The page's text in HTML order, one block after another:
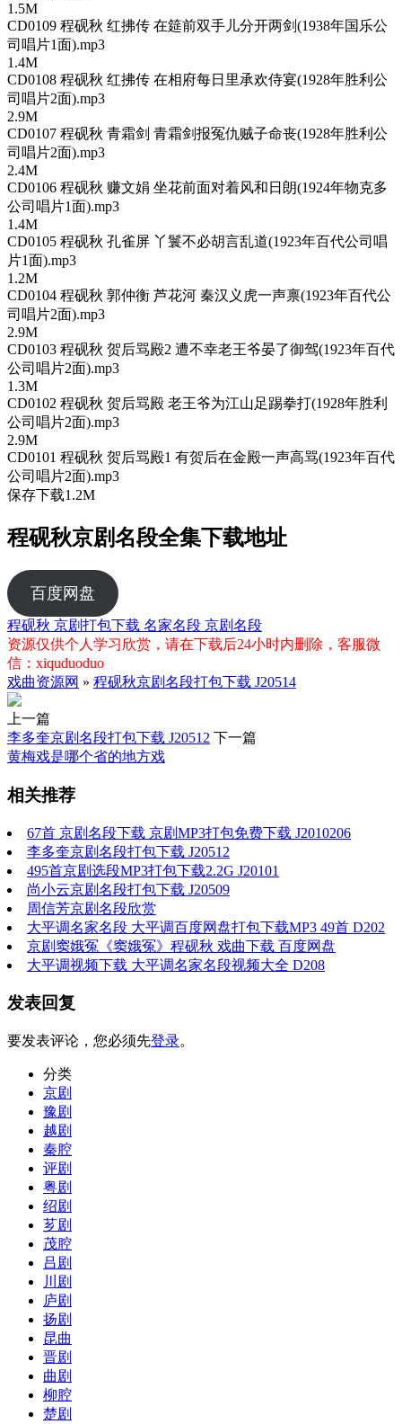
1.5M
CD0109 程砚秋 红拂传 在筵前双手儿分开两剑(1938年国乐公
司唱片1面).mp3
1.4M
CD0108 程砚秋 红拂传 在相府每日里承欢侍宴(1928年胜利公
司唱片2面).mp3
2.9M
CD0107 程砚秋 青霜剑 青霜剑报冤仇贼子命丧(1928年胜利公
司唱片2面).mp3
2.4M
CD0106 程砚秋 赚文娟 坐花前面对着风和日朗(1924年物克多
公司唱片1面).mp3
1.4M
CD0105 程砚秋 孔雀屏 丫鬟不必胡言乱道(1923年百代公司唱
片1面).mp3
1.2M
CD0104 程砚秋 郭仲衡 芦花河 秦汉义虎一声禀(1923年百代公
司唱片2面).mp3
2.9M
CD0103 程砚秋 贺后骂殿2 遭不幸老王爷晏了御驾(1923年百代
公司唱片2面).mp3
1.3M
CD0102 程砚秋 贺后骂殿 老王爷为江山足踢拳打(1928年胜利
公司唱片2面).mp3
2.9M
CD0101 程砚秋 贺后骂殿1 有贺后在金殿一声高骂(1923年百代
公司唱片2面).mp3
保存下载1.2M
程砚秋京剧名段全集下载地址
百度网盘
程砚秋 京剧打包下载 名家名段 京剧名段
资源仅供个人学习欣赏，请在下载后24小时内删除，客服微
信：xiquduoduo
戏曲资源网 » 程砚秋京剧名段打包下载 J20514
上一篇
李多奎京剧名段打包下载 J20512 下一篇
黄梅戏是哪个省的地方戏
相关推荐
67首 京剧名段下载 京剧MP3打包免费下载 J2010206
李多奎京剧名段打包下载 J20512
495首京剧选段MP3打包下载2.2G J20101
尚小云京剧名段打包下载 J20509
周信芳京剧名段欣赏
大平调名家名段 大平调百度网盘打包下载MP3 49首 D202
京剧窦娥冤《窦娥冤》程砚秋 戏曲下载 百度网盘
大平调视频下载 大平调名家名段视频大全 D208
发表回复
要发表评论，您必须先登录。
分类
京剧
豫剧
越剧
秦腔
评剧
粤剧
绍剧
芗剧
茂腔
吕剧
川剧
庐剧
扬剧
昆曲
晋剧
曲剧
柳腔
楚剧